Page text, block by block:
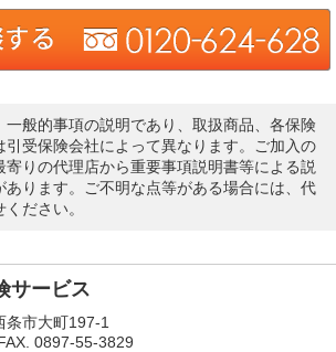
一般的事項の説明であり、取扱商品、各保険
引受保険会社によって異なります。ご加入の
寄りの代理店から重要事項説明書等による説
あります。ご不明な点等がある場合には、代
ださい。
サービス
市大町197-1
0897-55-3829